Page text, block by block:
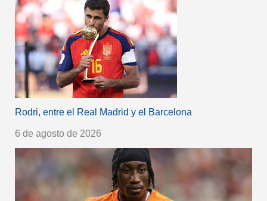
Rodri, entre el Real Madrid y el Barcelona
6 de agosto de 2026